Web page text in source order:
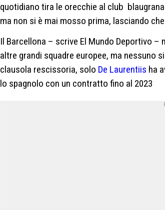
quotidiano tira le orecchie al club
ma non si è mai mosso prima, lasciando
Il Barcellona – scrive El Mundo Deportivo
altre grandi squadre europee, ma nessuno
clausola rescissoria, solo De Laurentiis ha
lo spagnolo con un contratto fino al 2023